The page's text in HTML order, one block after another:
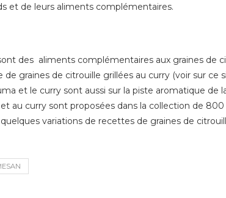
et de leurs aliments complémentaires.
des aliments complémentaires aux graines de
graines de citrouille grillées au curry (voir sur ce
et le curry sont aussi sur la piste aromatique de
au curry sont proposées dans la collection de
variations de recettes de graines de